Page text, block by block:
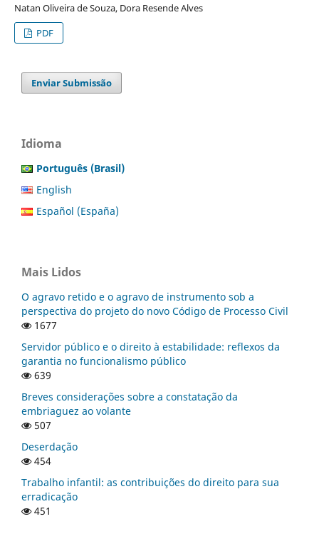
Natan Oliveira de Souza, Dora Resende Alves
PDF
Enviar Submissão
Idioma
Português (Brasil)
English
Español (España)
Mais Lidos
O agravo retido e o agravo de instrumento sob a
perspectiva do projeto do novo Código de Processo Civil
1677
Servidor público e o direito à estabilidade: reflexos da
garantia no funcionalismo público
639
Breves considerações sobre a constatação da
embriaguez ao volante
507
Deserdação
454
Trabalho infantil: as contribuições do direito para sua
erradicação
451